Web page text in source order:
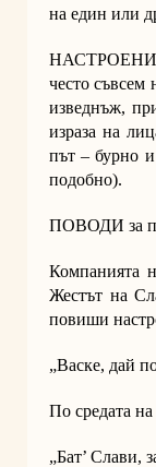
на един или
често съвсем
изведнъж,
израза на
път – бурно
подобно).
ПОВОДИ за
Компанията
Жестът на
повиши
„Васке, дай
По средата
„Бат’ Слави,